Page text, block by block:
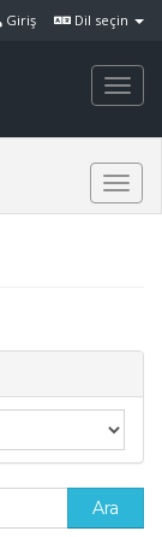
Dil seçin
Giriş